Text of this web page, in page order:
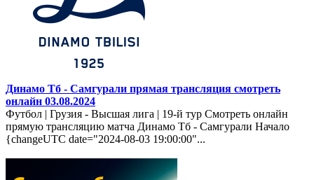
Динамо Тб - Самгурали прямая трансляция смотреть
онлайн 03.08.2024
Футбол | Грузия - Высшая лига | 19-й тур Смотреть онлайн
прямую трансляцию матча Динамо Тб - Самгурали Начало
{changeUTC date="2024-08-03 19:00:00"...